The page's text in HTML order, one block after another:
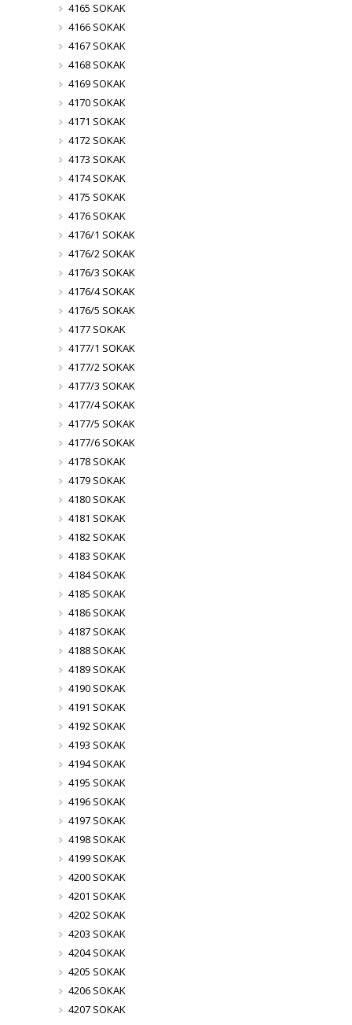
4165 SOKAK
4166 SOKAK
4167 SOKAK
4168 SOKAK
4169 SOKAK
4170 SOKAK
4171 SOKAK
4172 SOKAK
4173 SOKAK
4174 SOKAK
4175 SOKAK
4176 SOKAK
4176/1 SOKAK
4176/2 SOKAK
4176/3 SOKAK
4176/4 SOKAK
4176/5 SOKAK
4177 SOKAK
4177/1 SOKAK
4177/2 SOKAK
4177/3 SOKAK
4177/4 SOKAK
4177/5 SOKAK
4177/6 SOKAK
4178 SOKAK
4179 SOKAK
4180 SOKAK
4181 SOKAK
4182 SOKAK
4183 SOKAK
4184 SOKAK
4185 SOKAK
4186 SOKAK
4187 SOKAK
4188 SOKAK
4189 SOKAK
4190 SOKAK
4191 SOKAK
4192 SOKAK
4193 SOKAK
4194 SOKAK
4195 SOKAK
4196 SOKAK
4197 SOKAK
4198 SOKAK
4199 SOKAK
4200 SOKAK
4201 SOKAK
4202 SOKAK
4203 SOKAK
4204 SOKAK
4205 SOKAK
4206 SOKAK
4207 SOKAK